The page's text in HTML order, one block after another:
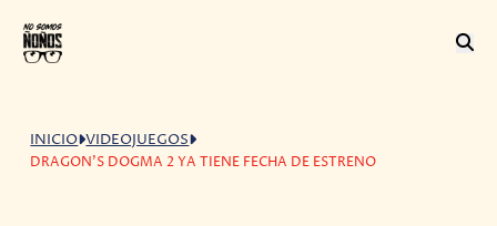
INICIO VIDEOJUEGOS
DRAGON'S DOGMA 2 YA TIENE FECHA DE ESTRENO